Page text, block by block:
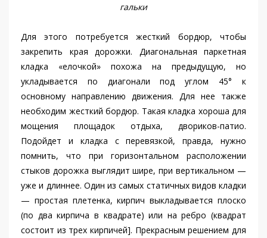
гальки
Для этого потребуется жесткий бордюр, чтобы
закрепить края дорожки. Диагональная паркетная
кладка «елочкой» похожа на предыдущую, но
укладывается по диагонали под углом 45° к
основному направлению движения. Для нее также
необходим жесткий бордюр. Такая кладка хороша для
мощения площадок отдыха, двориков-патио.
Подойдет и кладка с перевязкой, правда, нужно
помнить, что при горизонтальном расположении
стыков дорожка выглядит шире, при вертикальном —
уже и длиннее. Один из самых статичных видов кладки
— простая плетенка, кирпич выкладывается плоско
(по два кирпича в квадрате) или на ребро (квадрат
состоит из трех кирпичей]. Прекрасным решением для